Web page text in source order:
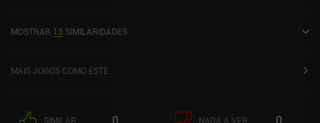
MOSTRAR 13 SIMILARIDADES
MAIS JOGOS COMO ESTE
SIMILAR NADA A VER